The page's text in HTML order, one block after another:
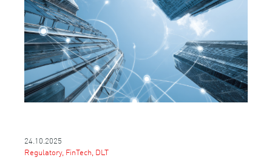
24.10.2025
Regulatory, FinTech, DLT